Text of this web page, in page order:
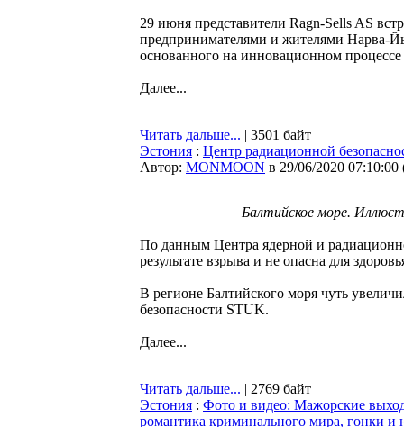
29 июня представители Ragn-Sells AS
предпринимателями и жителями Нарва-
основанного на инновационном
Далее...
Читать дальше... | 3501 байт
Эстония : Центр радиационной
Автор: MONMOON в 29/06/2020 07:10:00
Балтийское море.
По данным Центра ядерной и
результате взрыва и не опасна для
В регионе Балтийского моря чуть
безопасности STUK.
Далее...
Читать дальше... | 2769 байт
Эстония : Фото и видео: Мажорские
романтика криминального мира, гонки и